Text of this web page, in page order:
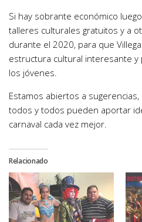
Si hay sobrante económico
talleres culturales gratuitos y a
durante el 2020, para que
estructura cultural interesante
los jóvenes.
Estamos abiertos a
todos y todos pueden aportar
carnaval cada vez mejor.
Relacionado